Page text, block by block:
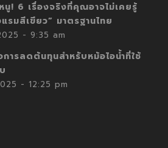
นู! 6 เรื่องจริงที่คุณอาจไม่เคยรู้
รมสีเขียว” มาตรฐานไทย
- 9:35 am
การลดต้นทุนสำหรับหม้อไอน้ำที่ใช้
- 12:25 pm